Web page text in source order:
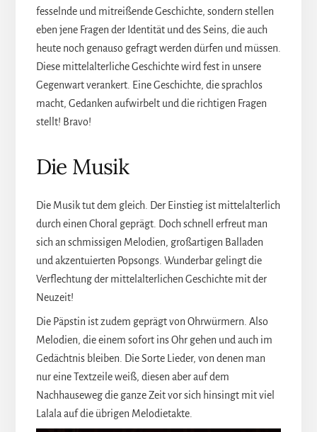
fesselnde und mitreißende Geschichte, sondern stellen
eben jene Fragen der Identität und des Seins, die auch
heute noch genauso gefragt werden dürfen und müssen.
Diese mittelalterliche Geschichte wird fest in unsere
Gegenwart verankert. Eine Geschichte, die sprachlos
macht, Gedanken aufwirbelt und die richtigen Fragen
stellt! Bravo!
Die Musik
Die Musik tut dem gleich. Der Einstieg ist mittelalterlich
durch einen Choral geprägt. Doch schnell erfreut man
sich an schmissigen Melodien, großartigen Balladen
und akzentuierten Popsongs. Wunderbar gelingt die
Verflechtung der mittelalterlichen Geschichte mit der
Neuzeit!
Die Päpstin ist zudem geprägt von Ohrwürmern. Also
Melodien, die einem sofort ins Ohr gehen und auch im
Gedächtnis bleiben. Die Sorte Lieder, von denen man
nur eine Textzeile weiß, diesen aber auf dem
Nachhauseweg die ganze Zeit vor sich hinsingt mit viel
Lalala auf die übrigen Melodietakte.